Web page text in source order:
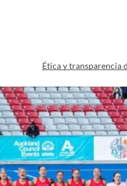
Ética y transparencia